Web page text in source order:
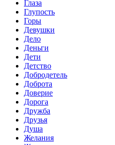
Глаза
Глупость
Горы
Девушки
Дело
Деньги
Дети
Детство
Добродетель
Доброта
Доверие
Дорога
Дружба
Друзья
Душа
Желания